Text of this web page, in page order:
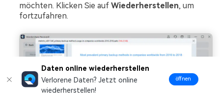
möchten. Klicken Sie auf Wiederherstellen, um
fortzufahren.
Daten online wiederherstellen
Verlorene Daten? Jetzt online
wiederherstellen!
öffnen